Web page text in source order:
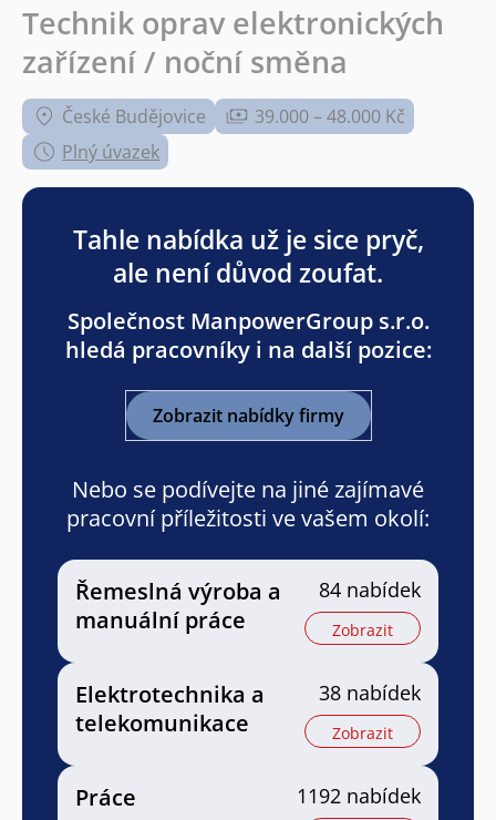
Technik oprav elektronických
zařízení / noční směna
České Budějovice
39.000 – 48.000 Kč
Plný úvazek
Tahle nabídka už je sice pryč,
ale není důvod zoufat.
Společnost ManpowerGroup s.r.o.
hledá pracovníky i na další pozice:
Zobrazit nabídky firmy
Nebo se podívejte na jiné zajímavé
pracovní příležitosti ve vašem okolí:
Řemeslná výroba a
manuální práce
84 nabídek
Zobrazit
Elektrotechnika a
telekomunikace
38 nabídek
Zobrazit
Práce 1192 nabídek